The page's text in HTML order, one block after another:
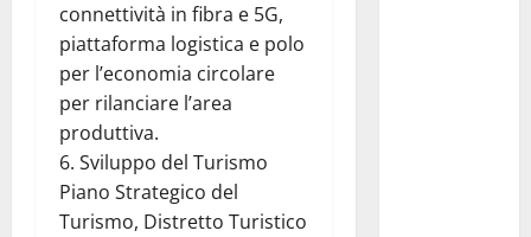
connettività in fibra e 5G,
piattaforma logistica e polo
per l’economia circolare
per rilanciare l’area
produttiva.
6. Sviluppo del Turismo
Piano Strategico del
Turismo, Distretto Turistico